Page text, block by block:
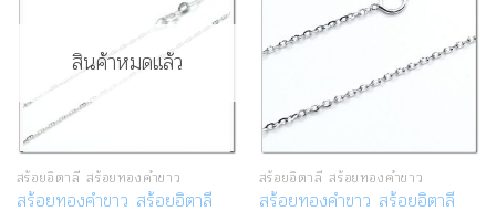
สินค้าหมดแล้ว
สร้อยอิตาลี สร้อยทองคำขาว
สร้อยทองคำขาว สร้อยอิตาลี
สร้อยอิตาลี สร้อยทองคำขาว
สร้อยทองคำขาว สร้อยอิตาลี